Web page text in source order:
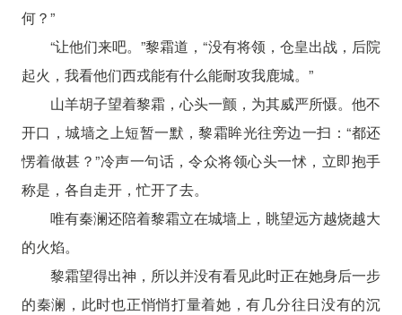
何？”
“让他们来吧。”黎霜道，“没有将领，仓皇出战，后院
起火，我看他们西戎能有什么能耐攻我鹿城。”
山羊胡子望着黎霜，心头一颤，为其威严所慑。他不
开口，城墙之上短暂一默，黎霜眸光往旁边一扫：“都还
愣着做甚？”冷声一句话，令众将领心头一怵，立即抱手
称是，各自走开，忙开了去。
唯有秦澜还陪着黎霜立在城墙上，眺望远方越烧越大
的火焰。
黎霜望得出神，所以并没有看见此时正在她身后一步
的秦澜，此时也正悄悄打量着她，有几分往日没有的沉